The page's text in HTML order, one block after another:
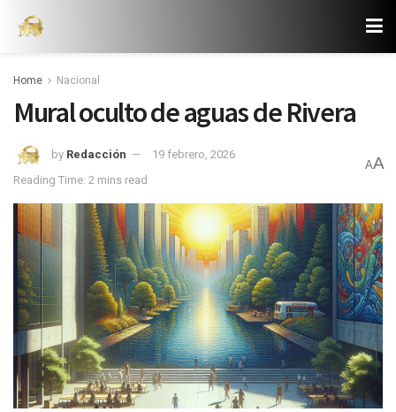
Home Nacional
Mural oculto de aguas de Rivera
by Redacción
19 febrero, 2026
Reading Time: 2 mins read
AA